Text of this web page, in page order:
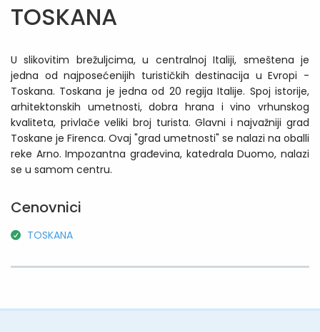
TOSKANA
U slikovitim brežuljcima, u centralnoj Italiji, smeštena je
jedna od najposećenijih turističkih destinacija u Evropi -
Toskana. Toskana je jedna od 20 regija Italije. Spoj istorije,
arhitektonskih umetnosti, dobra hrana i vino vrhunskog
kvaliteta, privlače veliki broj turista. Glavni i najvažniji grad
Toskane je Firenca. Ovaj "grad umetnosti" se nalazi na oballi
reke Arno. Impozantna građevina, katedrala Duomo, nalazi
se u samom centru.
Cenovnici
TOSKANA